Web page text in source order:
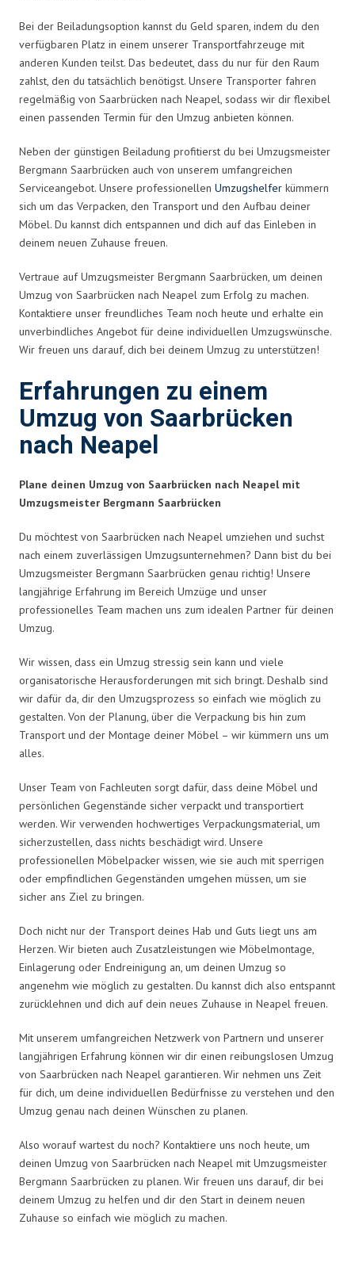
Bei der Beiladungsoption kannst du Geld sparen, indem du den
verfügbaren Platz in einem unserer Transportfahrzeuge mit
anderen Kunden teilst. Das bedeutet, dass du nur für den Raum
zahlst, den du tatsächlich benötigst. Unsere Transporter fahren
regelmäßig von Saarbrücken nach Neapel, sodass wir dir flexibel
einen passenden Termin für den Umzug anbieten können.
Neben der günstigen Beiladung profitierst du bei Umzugsmeister
Bergmann Saarbrücken auch von unserem umfangreichen
Serviceangebot. Unsere professionellen Umzugshelfer kümmern
sich um das Verpacken, den Transport und den Aufbau deiner
Möbel. Du kannst dich entspannen und dich auf das Einleben in
deinem neuen Zuhause freuen.
Vertraue auf Umzugsmeister Bergmann Saarbrücken, um deinen
Umzug von Saarbrücken nach Neapel zum Erfolg zu machen.
Kontaktiere unser freundliches Team noch heute und erhalte ein
unverbindliches Angebot für deine individuellen Umzugswünsche.
Wir freuen uns darauf, dich bei deinem Umzug zu unterstützen!
Erfahrungen zu einem
Umzug von Saarbrücken
nach Neapel
Plane deinen Umzug von Saarbrücken nach Neapel mit
Umzugsmeister Bergmann Saarbrücken
Du möchtest von Saarbrücken nach Neapel umziehen und suchst
nach einem zuverlässigen Umzugsunternehmen? Dann bist du bei
Umzugsmeister Bergmann Saarbrücken genau richtig! Unsere
langjährige Erfahrung im Bereich Umzüge und unser
professionelles Team machen uns zum idealen Partner für deinen
Umzug.
Wir wissen, dass ein Umzug stressig sein kann und viele
organisatorische Herausforderungen mit sich bringt. Deshalb sind
wir dafür da, dir den Umzugsprozess so einfach wie möglich zu
gestalten. Von der Planung, über die Verpackung bis hin zum
Transport und der Montage deiner Möbel – wir kümmern uns um
alles.
Unser Team von Fachleuten sorgt dafür, dass deine Möbel und
persönlichen Gegenstände sicher verpackt und transportiert
werden. Wir verwenden hochwertiges Verpackungsmaterial, um
sicherzustellen, dass nichts beschädigt wird. Unsere
professionellen Möbelpacker wissen, wie sie auch mit sperrigen
oder empfindlichen Gegenständen umgehen müssen, um sie
sicher ans Ziel zu bringen.
Doch nicht nur der Transport deines Hab und Guts liegt uns am
Herzen. Wir bieten auch Zusatzleistungen wie Möbelmontage,
Einlagerung oder Endreinigung an, um deinen Umzug so
angenehm wie möglich zu gestalten. Du kannst dich also entspannt
zurücklehnen und dich auf dein neues Zuhause in Neapel freuen.
Mit unserem umfangreichen Netzwerk von Partnern und unserer
langjährigen Erfahrung können wir dir einen reibungslosen Umzug
von Saarbrücken nach Neapel garantieren. Wir nehmen uns Zeit
für dich, um deine individuellen Bedürfnisse zu verstehen und den
Umzug genau nach deinen Wünschen zu planen.
Also worauf wartest du noch? Kontaktiere uns noch heute, um
deinen Umzug von Saarbrücken nach Neapel mit Umzugsmeister
Bergmann Saarbrücken zu planen. Wir freuen uns darauf, dir bei
deinem Umzug zu helfen und dir den Start in deinem neuen
Zuhause so einfach wie möglich zu machen.